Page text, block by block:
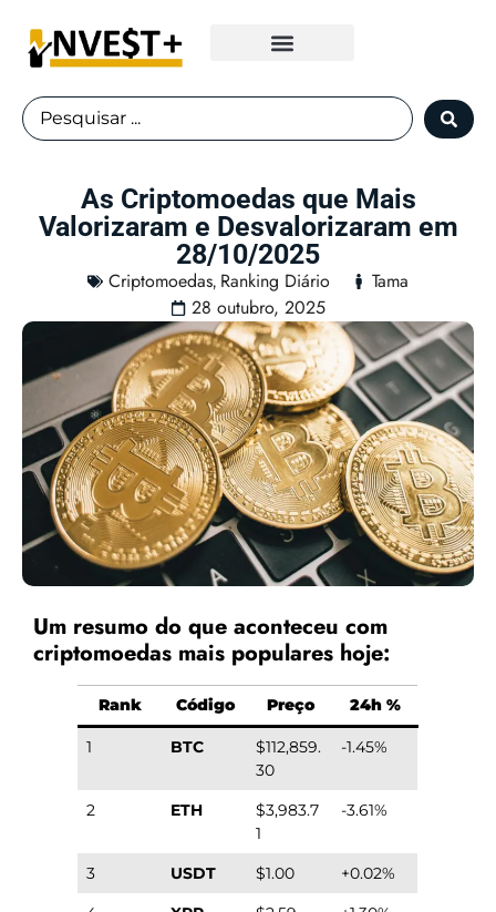
As Criptomoedas que Mais
Valorizaram e Desvalorizaram em
28/10/2025
Criptomoedas, Ranking Diário
Tama
28 outubro, 2025
Um resumo do que aconteceu com
criptomoedas mais populares hoje:
Rank Código Preço 24h %
1 BTC
$112,859.
30
-1.45%
2 ETH
$3,983.7
1
-3.61%
3 USDT $1.00
+0.02%